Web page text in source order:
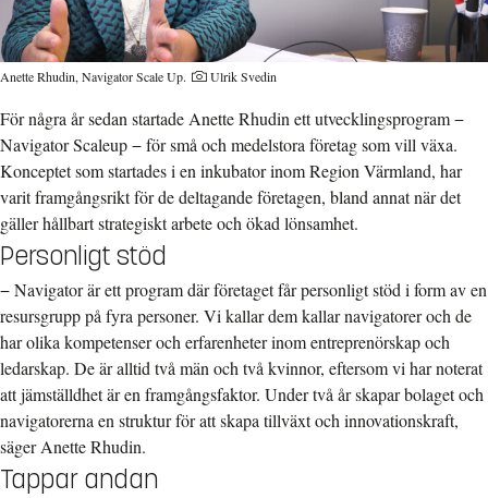
Anette Rhudin, Navigator Scale Up. Ulrik Svedin
För några år sedan startade Anette Rhudin ett utvecklingsprogram −
Navigator Scaleup − för små och medelstora företag som vill växa.
Konceptet som startades i en inkubator inom Region Värmland, har
varit framgångsrikt för de deltagande företagen, bland annat när det
gäller hållbart strategiskt arbete och ökad lönsamhet.
Personligt stöd
− Navigator är ett program där företaget får personligt stöd i form av en
resursgrupp på fyra personer. Vi kallar dem kallar navigatorer och de
har olika kompetenser och erfarenheter inom entreprenörskap och
ledarskap. De är alltid två män och två kvinnor, eftersom vi har noterat
att jämställdhet är en framgångsfaktor. Under två år skapar bolaget och
navigatorerna en struktur för att skapa tillväxt och innovationskraft,
säger Anette Rhudin.
Tappar andan